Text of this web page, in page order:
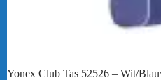
Yonex Club Tas 52526 – Wit/